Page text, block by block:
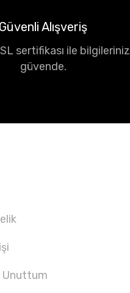
Güvenli Alışveriş
sertifikası ile bilgileriniz
güvende.
Unuttum